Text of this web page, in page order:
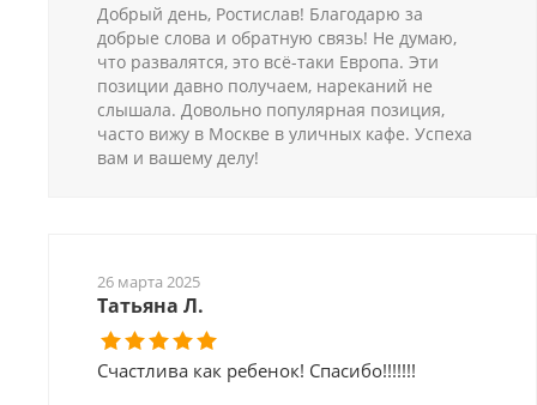
Добрый день, Ростислав! Благодарю за
добрые слова и обратную связь! Не думаю,
что развалятся, это всё-таки Европа. Эти
позиции давно получаем, нареканий не
слышала. Довольно популярная позиция,
часто вижу в Москве в уличных кафе. Успеха
вам и вашему делу!
26 марта 2025
Татьяна Л.
Счастлива как ребенок! Спасибо!!!!!!!